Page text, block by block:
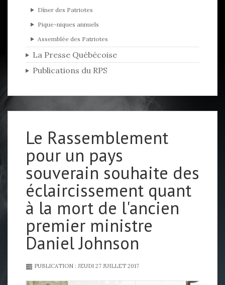
Dîner des Patriotes
Pique-niques annuels
Assemblée des Patriotes
La Presse Québécoise
Publications du RPS
Le Rassemblement
pour un pays
souverain souhaite des
éclaircissement quant
à la mort de l'ancien
premier ministre
Daniel Johnson
PUBLICATION : JEUDI 27 JUILLET 2017